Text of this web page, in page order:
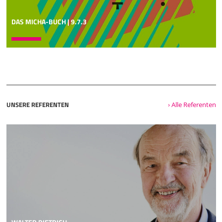
Handelsrouten nach Rom gelangt. Der Glaube ist damit ein
globales Phänomen. Uns braucht hier nicht zu
interessieren, dass Paulus hier im Sinne einer "Captatio
Benevolentiae" etwas dick aufträgt, also ein bisschen
schmeichelt. Interessanter ist, das und wie er hier den
Sprache haben wir das Wort "Glaube" immer voller
mit Christentum, ja mit Religion überhaupt. Wir sprechen
sogar von "jüdischem Glauben", von "muslimischem
Glauben", von "buddhistischem Glauben". Das entspricht
nicht unbedingt dem Selbstverständnis dieser Religionen.
In unserer Alltagssprache hat Platos Glaubensverständnis
das des Paulus verschluckt. Glaube, "pistis" auf Griechisch,
ist für Plato eine bestimmte und zwar eine minderwertige
Form der Erkenntnis. Ich glaube, dass morgen die Sonne
scheint, so ein Beispiel platonischer Verwendungsweise.
DAS MICHA-BUCH | 9.7.3
UNSERE REFERENTEN › Alle Referenten